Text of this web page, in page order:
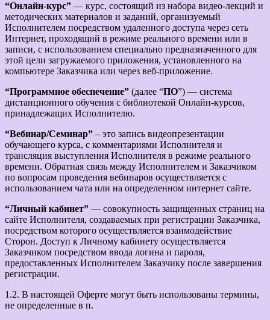
“Онлайн-курс” — курс, состоящий из набора видео-лекций и
методических материалов и заданий, организуемый
Исполнителем посредством удаленного доступа через сеть
Интернет, проходящий в режиме реального времени или в
записи, с использованием специально предназначенного для
этой цели загружаемого приложения, установленного на
компьютере Заказчика или через веб-приложение.
“Программное обеспечение” (далее “ПО”) — система
дистанционного обучения с библиотекой Онлайн-курсов,
принадлежащих Исполнителю.
“Вебинар/Семинар” – это запись видеопрезентации
обучающего курса, с комментариями Исполнителя и
трансляция выступления Исполнителя в режиме реального
времени. Обратная связь между Исполнителем и Заказчиком
по вопросам проведения вебинаров осуществляется с
использованием чата или на определенном интернет сайте.
“Личный кабинет” — совокупность защищенных страниц на
сайте Исполнителя, создаваемых при регистрации Заказчика,
посредством которого осуществляется взаимодействие
Сторон. Доступ к Личному кабинету осуществляется
Заказчиком посредством ввода логина и пароля,
предоставленных Исполнителем Заказчику после завершения
регистрации.
1.2. В настоящей Оферте могут быть использованы термины,
не определенные в п.